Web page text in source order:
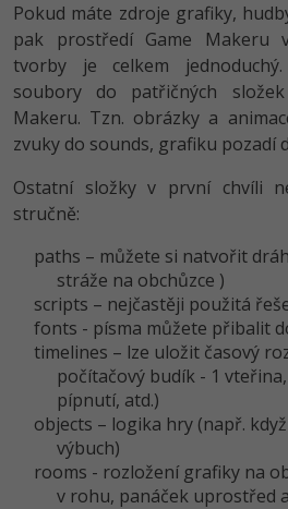
Pokud máte zdroje grafiky,
pak prostředí Game Makeru
tvorby je celkem
soubory do patřičných
Makeru. Tzn. obrázky a
zvuky do sounds, grafiku pozadí
Ostatní složky v první chvíli
stručně:
paths – můžete si natvořit
stráže na obchůzce )
scripts – nejčastěji použitá
fonts - písma můžete přibalit
timelines – lze uložit časový
počítačový budík - 1
pípnutí, atd.)
objects – logika hry (např.
výbuch)
rooms - rozložení grafiky na
v rohu, panáček uprostřed